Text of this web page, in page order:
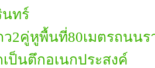
ทร์
ว2คู่หูพื้นที่80เมตรถนน
เป็นตึกอเนกประสงค์